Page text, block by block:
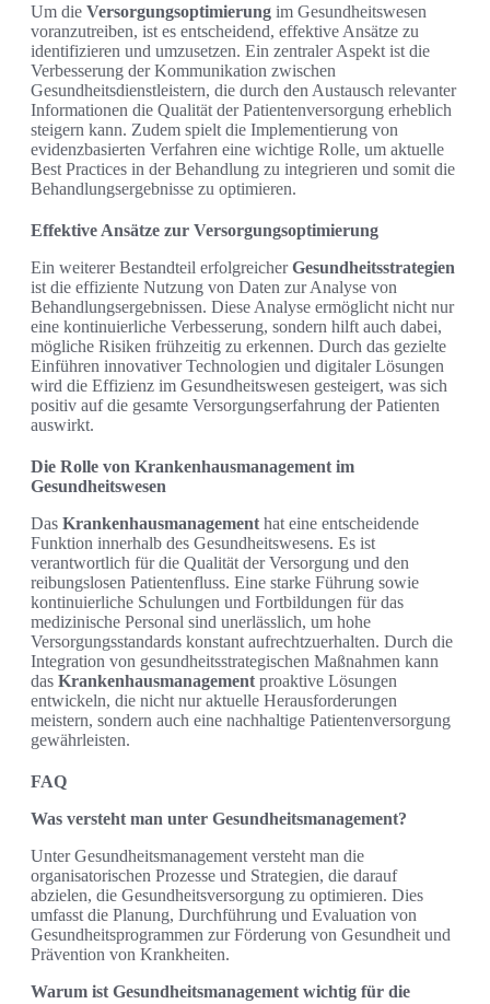
Um die Versorgungsoptimierung im Gesundheitswesen
voranzutreiben, ist es entscheidend, effektive Ansätze zu
identifizieren und umzusetzen. Ein zentraler Aspekt ist die
Verbesserung der Kommunikation zwischen
Gesundheitsdienstleistern, die durch den Austausch relevanter
Informationen die Qualität der Patientenversorgung erheblich
steigern kann. Zudem spielt die Implementierung von
evidenzbasierten Verfahren eine wichtige Rolle, um aktuelle
Best Practices in der Behandlung zu integrieren und somit die
Behandlungsergebnisse zu optimieren.
Effektive Ansätze zur Versorgungsoptimierung
Ein weiterer Bestandteil erfolgreicherGesundheitsstrategien
ist die effiziente Nutzung von Daten zur Analyse von
Behandlungsergebnissen. Diese Analyse ermöglicht nicht nur
eine kontinuierliche Verbesserung, sondern hilft auch dabei,
mögliche Risiken frühzeitig zu erkennen. Durch das gezielte
Einführen innovativer Technologien und digitaler Lösungen
wird die Effizienz im Gesundheitswesen gesteigert, was sich
positiv auf die gesamte Versorgungserfahrung der Patienten
auswirkt.
Die Rolle von Krankenhausmanagement im
Gesundheitswesen
Das Krankenhausmanagement hat eine entscheidende
Funktion innerhalb des Gesundheitswesens. Es ist
verantwortlich für die Qualität der Versorgung und den
reibungslosen Patientenfluss. Eine starke Führung sowie
kontinuierliche Schulungen und Fortbildungen für das
medizinische Personal sind unerlässlich, um hohe
Versorgungsstandards konstant aufrechtzuerhalten. Durch die
Integration von gesundheitsstrategischen Maßnahmen kann
das Krankenhausmanagement proaktive Lösungen
entwickeln, die nicht nur aktuelle Herausforderungen
meistern, sondern auch eine nachhaltige Patientenversorgung
gewährleisten.
FAQ
Was versteht man unter Gesundheitsmanagement?
Unter Gesundheitsmanagement versteht man die
organisatorischen Prozesse und Strategien, die darauf
abzielen, die Gesundheitsversorgung zu optimieren. Dies
umfasst die Planung, Durchführung und Evaluation von
Gesundheitsprogrammen zur Förderung von Gesundheit und
Prävention von Krankheiten.
Warum ist Gesundheitsmanagement wichtig für die